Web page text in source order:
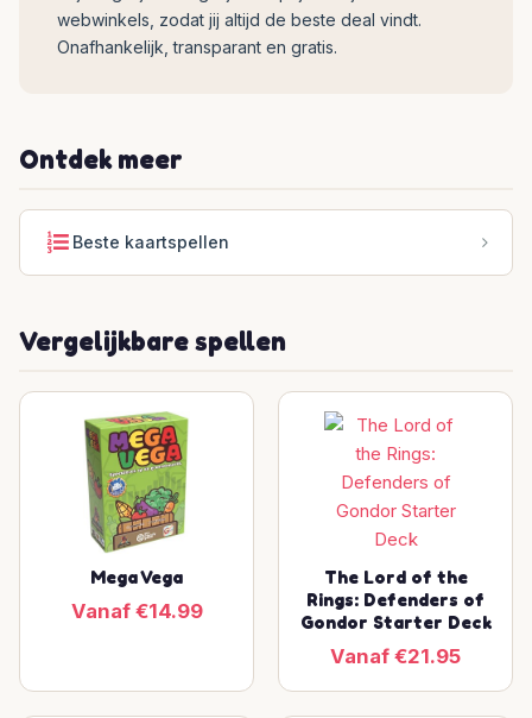
webwinkels, zodat jij altijd de beste deal vindt.
Onafhankelijk, transparant en gratis.
Ontdek meer
Beste kaartspellen
Vergelijkbare spellen
Mega Vega
Vanaf €14.99
The Lord of the
Rings: Defenders of
Gondor Starter Deck
Vanaf €21.95